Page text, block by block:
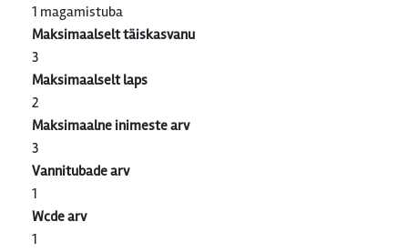
1 magamistuba
Maksimaalselt täiskasvanu
3
Maksimaalselt laps
2
Maksimaalne inimeste arv
3
Vannitubade arv
1
Wcde arv
1